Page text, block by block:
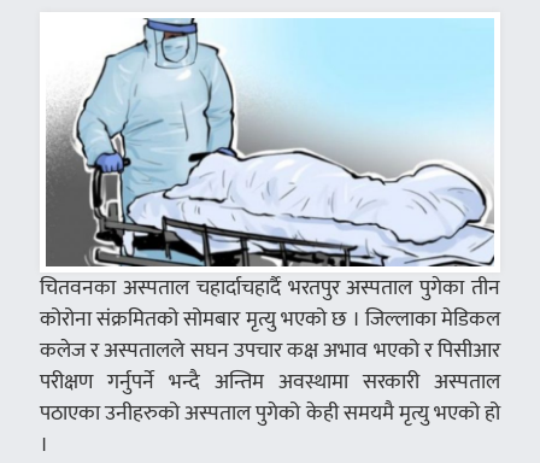
चितवनका अस्पताल चहार्दाचहार्दै भरतपुर अस्पताल पुगेका तीन
कोरोना संक्रमितको सोमबार मृत्यु भएको छ । जिल्लाका मेडिकल
कलेज र अस्पतालले सघन उपचार कक्ष अभाव भएको र पिसीआर
परीक्षण गर्नुपर्ने भन्दै अन्तिम अवस्थामा सरकारी अस्पताल
पठाएका उनीहरुको अस्पताल पुगेको केही समयमै मृत्यु भएको हो
।